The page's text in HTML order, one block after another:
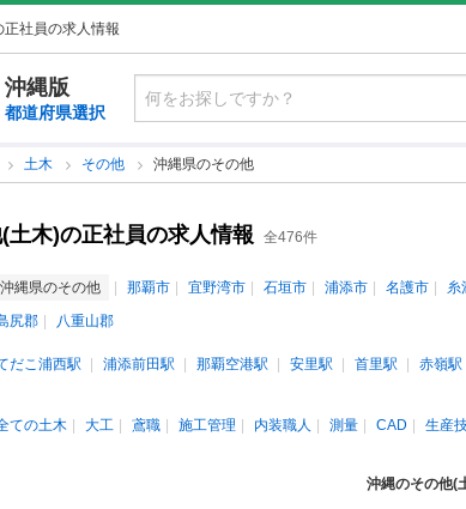
社員の求人情報
沖縄版
都道府県選択
土木 その他 沖縄県のその他
土木)の正社員の求人情報 全476件
沖縄県のその他 那覇市 宜野湾市 石垣市 浦添市 名護市 糸
尻郡
八重山郡
だこ浦西駅 浦添前田駅 那覇空港駅 安里駅 首里駅 赤嶺駅
ての土木 大工 鳶職 施工管理 内装職人 測量 CAD 生産
沖縄のその他(